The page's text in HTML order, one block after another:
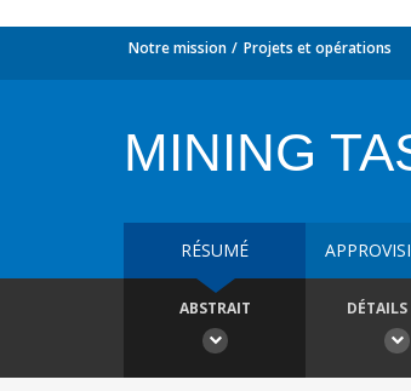
Notre mission Projets et opérations
MINING
RÉSUMÉ
ABSTRAIT DÉTAILS